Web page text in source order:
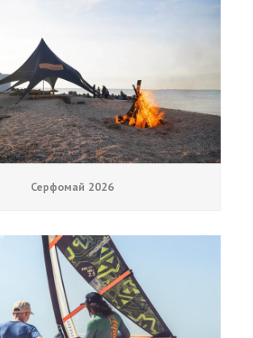
Прокат вингфойлинга
Прокат сап и вейкборд
Система скидок
Места катания
Наши Станции
Ветратория.Вьетнам
Ветратория.Россия
Серфомай 2026